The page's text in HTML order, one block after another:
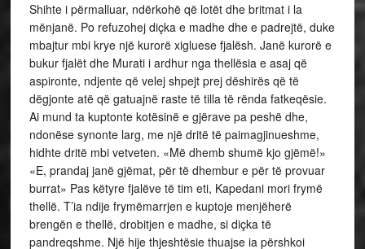
Shihte i përmalluar, ndërkohë që lotët dhe britmat i la
mënjanë. Po refuzohej diçka e madhe dhe e padrejtë, duke
mbajtur mbi krye një kurorë xigluese fjalësh. Janë kurorë e
bukur fjalët dhe Murati i ardhur nga thellësia e asaj që
aspironte, ndjente që velej shpejt prej dëshirës që të
dëgjonte atë që gatuajnë raste të tilla të rënda fatkeqësie.
Ai mund ta kuptonte kotësinë e gjërave pa peshë dhe,
ndonëse synonte larg, me një dritë të paimagjinueshme,
hidhte dritë mbi vetveten. «Më dhemb shumë kjo gjëmë!»
«E, prandaj janë gjëmat, për të dhembur e për të provuar
burrat» Pas këtyre fjalëve të tim eti, Kapedani mori frymë
thellë. T’ia ndije frymëmarrjen e kuptoje menjëherë
brengën e thellë, drobitjen e madhe, si diçka të
pandreqshme. Një hije thjeshtësie thuajse ia përshkoi